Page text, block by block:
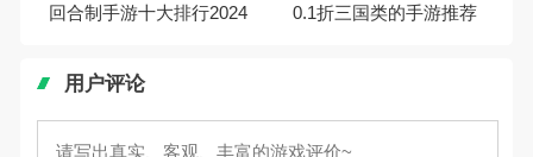
回合制手游十大排行2024 0.1折三国类的手游推荐
用户评论